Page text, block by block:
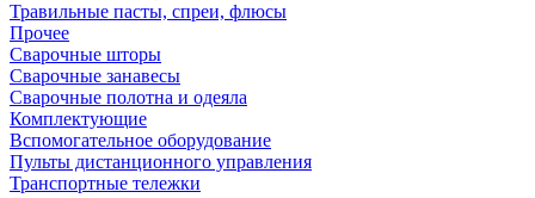
Травильные пасты, спреи, флюсы
Прочее
Сварочные шторы
Сварочные занавесы
Сварочные полотна и одеяла
Комплектующие
Вспомогательное оборудование
Пульты дистанционного управления
Транспортные тележки